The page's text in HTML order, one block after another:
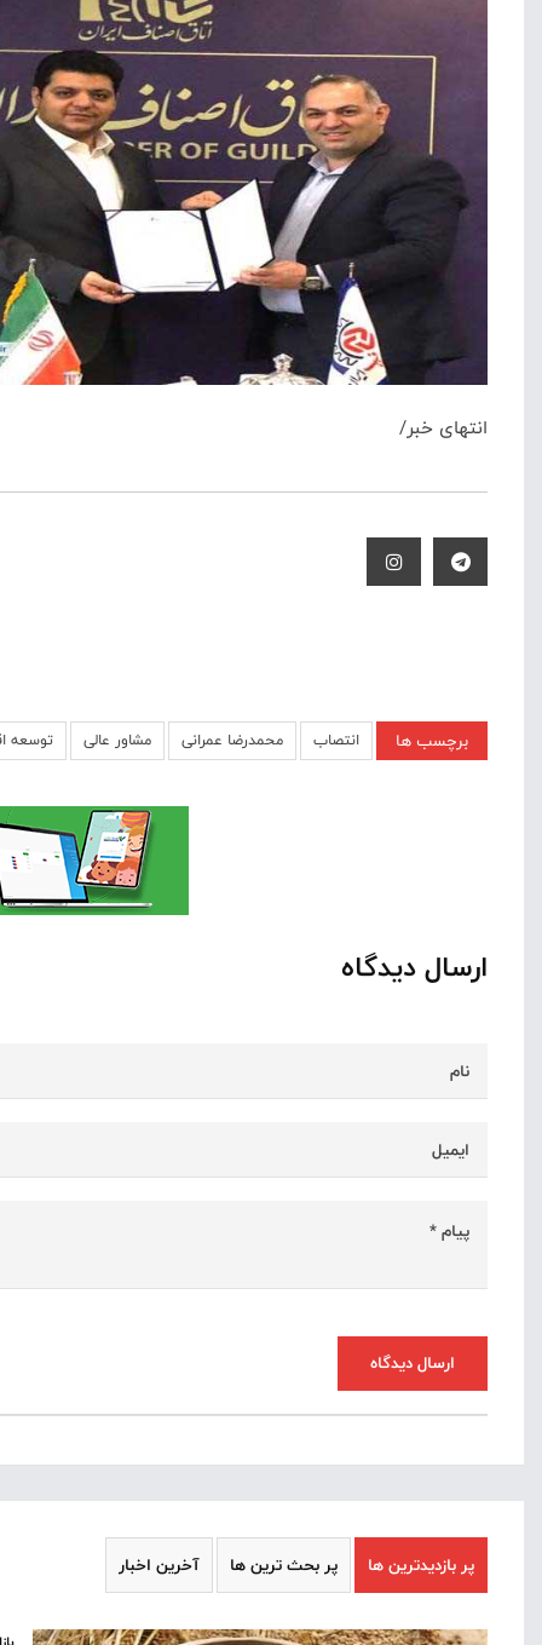
انتهای خبر/
برچسب ها انتصاب محمدرضا عمرانی مشاور عالی توسعه
ارسال دیدگاه
ارسال دیدگاه
پر بازدیدترین ها پر بحث ترین ها آخرین اخبار